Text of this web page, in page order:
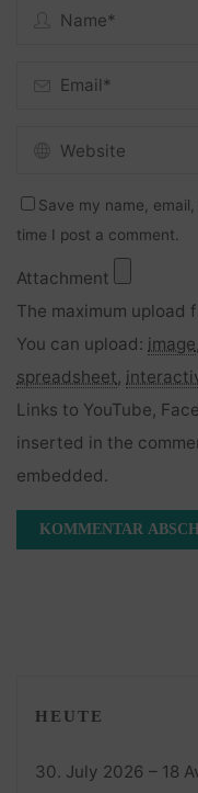
Save my name,
time I post a comment.
Attachment
The maximum upload
You can upload: image
spreadsheet,
Links to YouTube,
inserted in the
embedded.
HEUTE
30. July 2026 – 18